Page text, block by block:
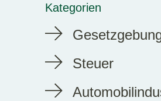
Kategorien
Steuer